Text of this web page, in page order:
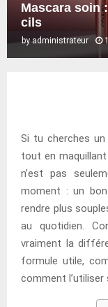
Mascara soin
cils
byadministrateur
Si tu cherches un
tout en
n’est pas
moment : un
rendre plus
au quotidien.
vraiment la
formule utile,
comment l’utiliser